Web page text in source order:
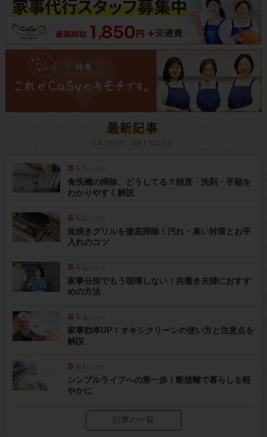
食洗機の掃除、どうしてる？頻度・洗剤・手順を
わかりやすく解説
魚焼きグリルを徹底掃除！汚れ・臭い対策とお手
入れのコツ
家事分担でもう喧嘩しない！共働き夫婦におすす
めの方法
家事効率UP！オキシクリーンの使い方と注意点を
解説
シンプルライフへの第一歩！断捨離で暮らしを軽
やかに
記事の一覧